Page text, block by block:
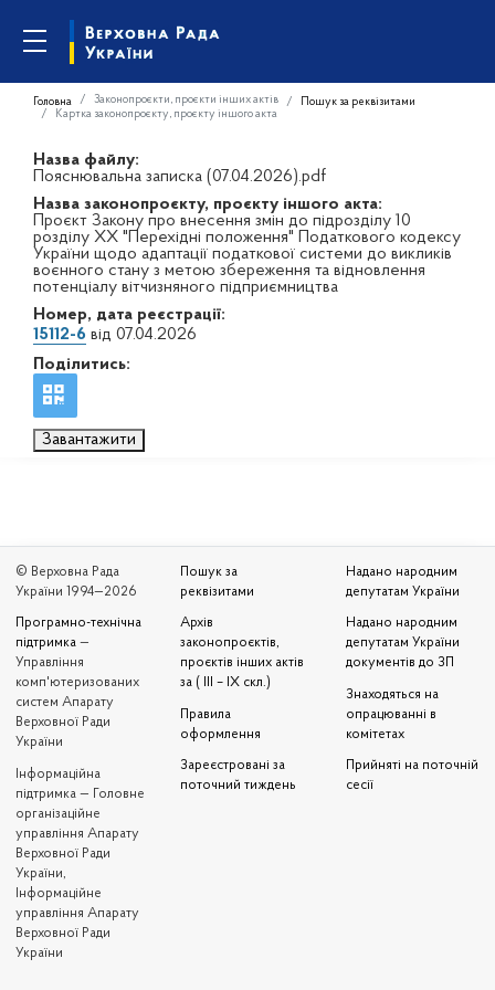
Головна Законопроєкти, проєкти інших актів
Пошук за реквізитами
Картка законопроєкту, проєкту іншого акта
Назва файлу:
Пояснювальна записка (07.04.2026).pdf
Назва законопроєкту, проєкту іншого акта:
Проєкт Закону про внесення змін до підрозділу 10
розділу XX "Перехідні положення" Податкового кодексу
України щодо адаптації податкової системи до викликів
воєнного стану з метою збереження та відновлення
потенціалу вітчизняного підприємництва
Номер, дата реєстрації:
15112-6 від 07.04.2026
Поділитись:
Завантажити
© Верховна Рада
України 1994—2026
Програмно-технічна
підтримка —
Управління
комп'ютеризованих
систем Апарату
Верховної Ради
України
Iнформаційна
підтримка — Головне
організаційне
управління Апарату
Верховної Ради
України,
Інформаційне
управління Апарату
Верховної Ради
України
Пошук за
реквізитами
Архів
законопроєктів,
проєктів інших актів
за ( III – IX скл.)
Правила
оформлення
Зареєстровані за
поточний тиждень
Надано народним
депутатам України
Надано народним
депутатам України
документів до ЗП
Знаходяться на
опрацюванні в
комітетах
Прийняті на поточній
сесії